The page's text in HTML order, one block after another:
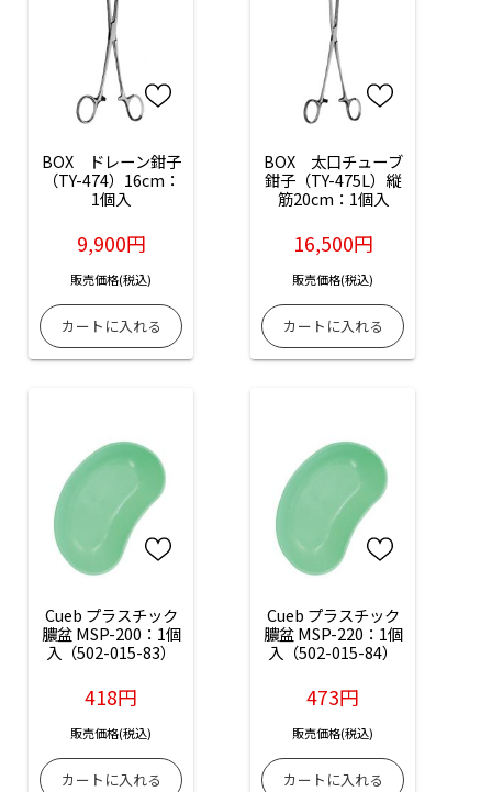
BOX　ドレーン鉗子
（TY-474）16cm：
1個入
9,900円
販売価格(税込)
BOX　太口チューブ
鉗子（TY-475L）縦
筋20cm：1個入
16,500円
販売価格(税込)
Cueb プラスチック
膿盆 MSP-200：1個
入（502-015-83）
418円
販売価格(税込)
Cueb プラスチック
膿盆 MSP-220：1個
入（502-015-84）
473円
販売価格(税込)